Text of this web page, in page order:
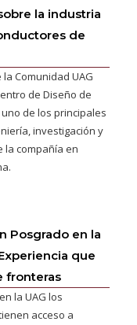
la industria
de
Comunidad UAG
de Diseño de
de los principales
investigación y
la compañía en
Posgrado en la
que
fronteras
la UAG los
acceso a